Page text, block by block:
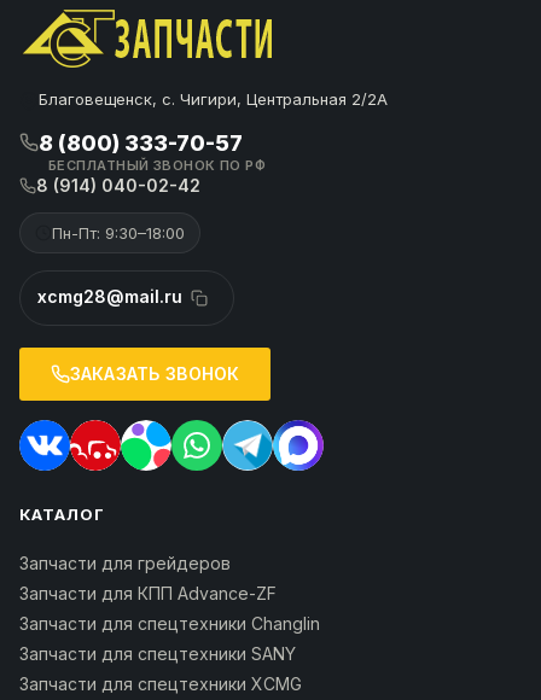
Благовещенск, с. Чигири, Центральная 2/2А
8 (800) 333-70-57
БЕСПЛАТНЫЙ ЗВОНОК ПО РФ
8 (914) 040-02-42
Пн-Пт: 9:30–18:00
xcmg28@mail.ru
ЗАКАЗАТЬ ЗВОНОК
КАТАЛОГ
Запчасти для грейдеров
Запчасти для КПП Advance-ZF
Запчасти для спецтехники Changlin
Запчасти для спецтехники SANY
Запчасти для спецтехники XCMG